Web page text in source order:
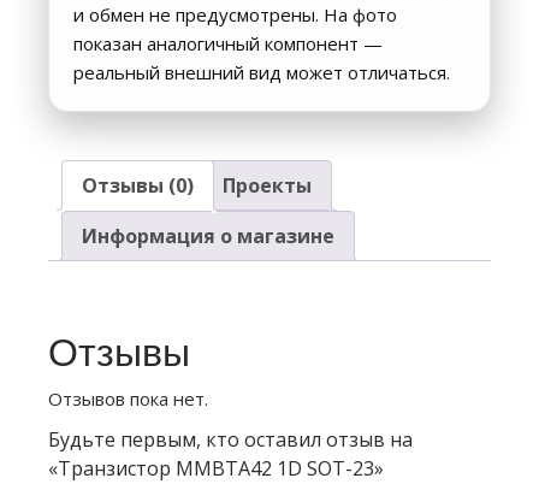
и обмен не предусмотрены. На фото
показан аналогичный компонент —
реальный внешний вид может отличаться.
Отзывы (0)
Проекты
Информация о магазине
Отзывы
Отзывов пока нет.
Будьте первым, кто оставил отзыв на
«Транзистор MMBTA42 1D SOT-23»